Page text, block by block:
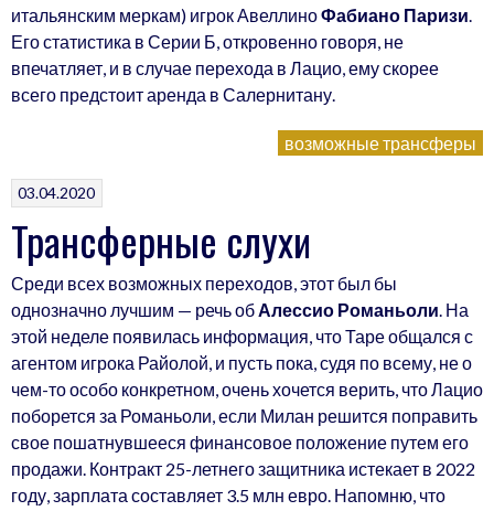
итальянским меркам) игрок АвеллиноФабиано Паризи
Его статистика в Серии Б, откровенно говоря, не
впечатляет, и в случае перехода в Лацио, ему скорее
всего предстоит аренда в Салернитану.
возможные трансферы
03.04.2020
Трансферные слухи
Среди всех возможных переходов, этот был бы
однозначно лучшим — речь обАлессио Романьоли. На
этой неделе появилась информация, что Таре общался с
агентом игрока Райолой, и пусть пока, судя по всему, не о
чем-то особо конкретном, очень хочется верить, что Лацио
поборется за Романьоли, если Милан решится поправить
свое пошатнувшееся финансовое положение путем его
продажи. Контракт 25-летнего защитника истекает в 2022
году, зарплата составляет 3.5 млн евро. Напомню, что